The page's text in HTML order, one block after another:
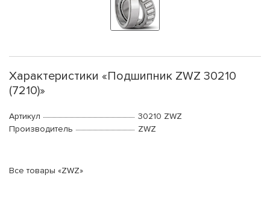
Характеристики «Подшипник ZWZ 30210
(7210)»
Артикул
30210 ZWZ
Производитель
ZWZ
Все товары «ZWZ»